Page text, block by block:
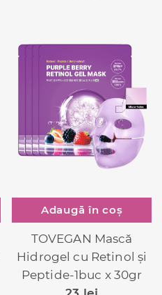
Adaugă în coș
TOVEGAN Mască
Hidrogel cu Retinol și
Peptide-1buc x 30gr